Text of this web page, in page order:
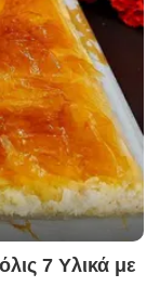
7 Υλικά με